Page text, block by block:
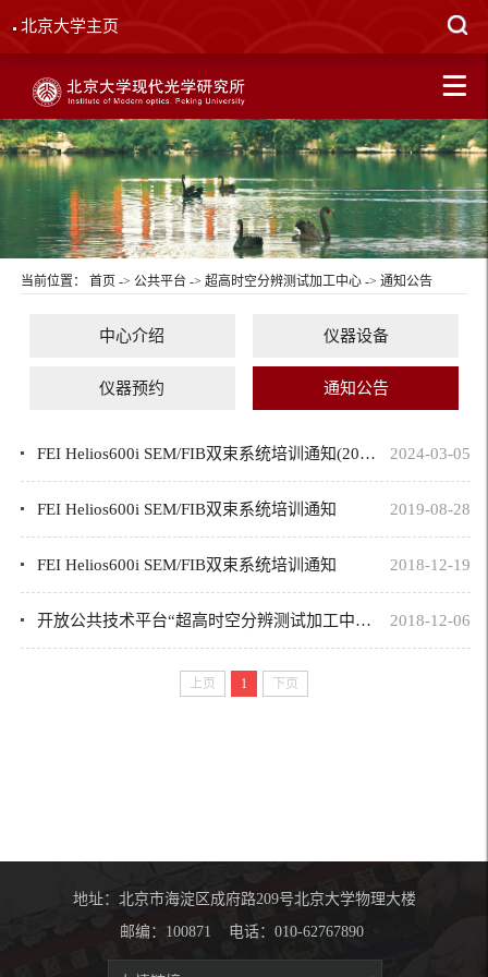
北京大学主页
当前位置： 首页 -> 公共平台 -> 超高时空分辨测试加工中心-> 通知公告
中心介绍 仪器设备
仪器预约 通知公告
2024-03-05
FEI Helios600i SEM/FIB双束系统培训通知(2024年春季)
2019-08-28
FEI Helios600i SEM/FIB双束系统培训通知
2018-12-19
FEI Helios600i SEM/FIB双束系统培训通知
2018-12-06
开放公共技术平台“超高时空分辨测试加工中心”即日起正式上线
上页 1 下页
地址：北京市海淀区成府路209号北京大学物理大楼
邮编：100871 电话：010-62767890